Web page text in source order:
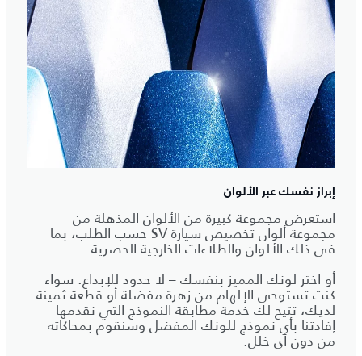
إبراز نفسك عبر الألوان
استعرض مجموعة كبيرة من الألوان المذهلة من
مجموعة ألوان تخصيص سيارة SV حسب الطلب، بما
في ذلك الألوان والطلاءات الخارجية الحصرية.
أو اختر لونك المميز بنفسك – لا حدود للإبداع. سواء
كنت تستوحي الإلهام من زهرة مفضلة أو قطعة ثمينة
لديك، تتيح لك خدمة مطابقة النموذج التي نقدمها
إفادتنا بأي نموذج للونك المفضل وسنقوم بمحاكاته
من دون أي خلل.